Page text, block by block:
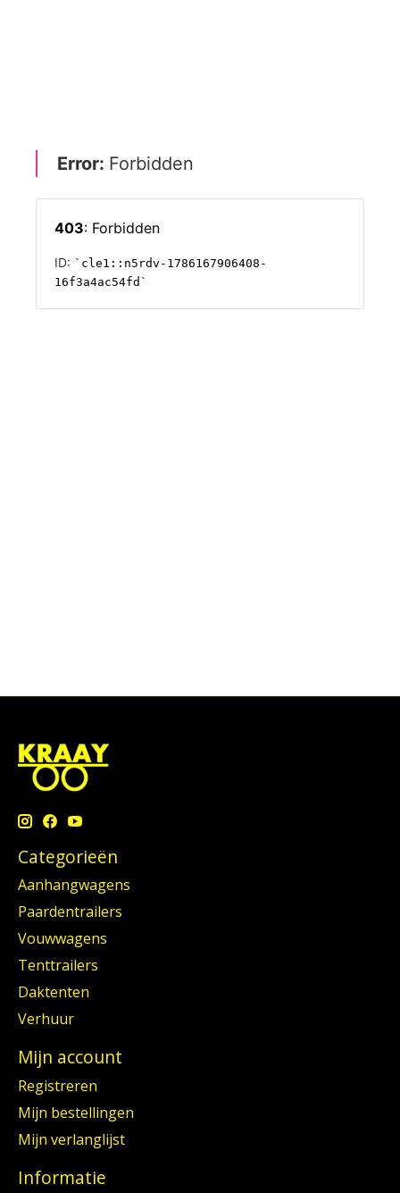
Categorieën
Aanhangwagens
Paardentrailers
Vouwwagens
Tenttrailers
Daktenten
Verhuur
Mijn account
Registreren
Mijn bestellingen
Mijn verlanglijst
Informatie